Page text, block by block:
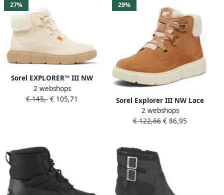
27%
Sorel EXPLORER™ III NW
LACE WP Dames Snowboots
Honey White Sea Salt
2 webshops
€ 145,- € 105,71
29%
Sorel Explorer III NW Lace
WP 2077961252 Vrouwen
Bruin Laarzen Sneeuw
2 webshops
€ 122,66 € 86,95